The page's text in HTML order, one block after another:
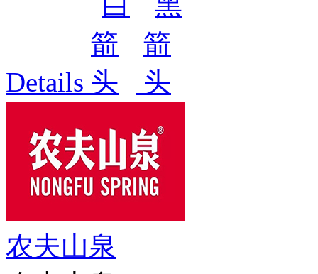
Details
农夫山泉